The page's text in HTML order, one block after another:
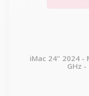
iMac 24" 2024 -
GHz -